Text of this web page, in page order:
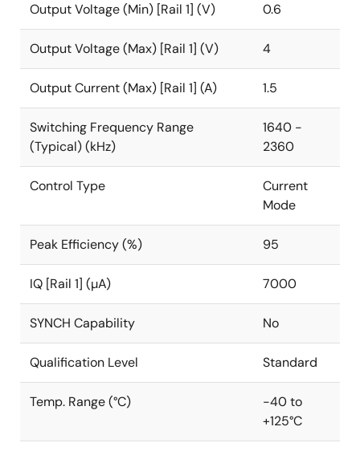
Output Voltage (Min) [Rail 1] (V) 0.6
Output Voltage (Max) [Rail 1] (V) 4
Output Current (Max) [Rail 1] (A) 1.5
Switching Frequency Range
(Typical) (kHz)
1640 -
2360
Control Type
Current
Mode
Peak Efficiency (%) 95
IQ [Rail 1] (µA) 7000
SYNCH Capability No
Qualification Level Standard
Temp. Range (°C)
-40 to
+125°C